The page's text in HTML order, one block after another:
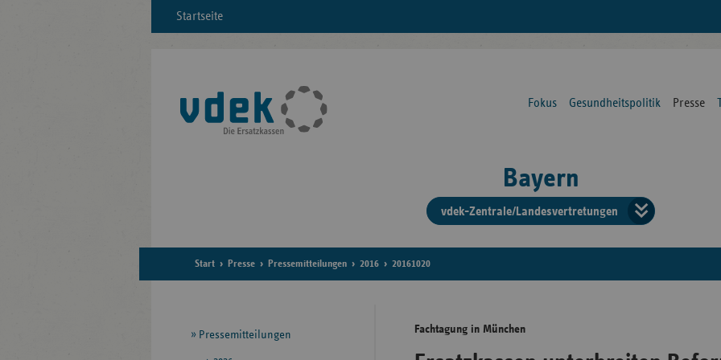
Startseite
Fokus Gesundheitspolitik Presse
Bayern
vdek-Zentrale/Landesvertretungen
der
Start Presse Pressemitteilungen 2016 20161020
Fachtagung in München
Seitennavigation
Pressemitteilungen